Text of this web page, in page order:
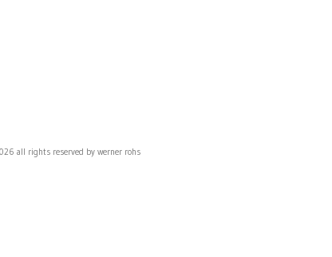
all rights reserved by werner rohs